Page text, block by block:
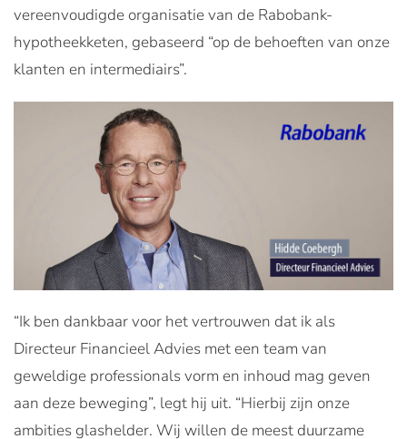
vereenvoudigde organisatie van de Rabobank-
hypotheekketen, gebaseerd “op de behoeften van onze
klanten en intermediairs”.
“Ik ben dankbaar voor het vertrouwen dat ik als
Directeur Financieel Advies met een team van
geweldige professionals vorm en inhoud mag geven
aan deze beweging”, legt hij uit. “Hierbij zijn onze
ambities glashelder. Wij willen de meest duurzame